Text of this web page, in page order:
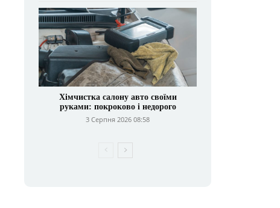
Хімчистка салону авто своїми
руками: покроково і недорого
3 Серпня 2026 08:58